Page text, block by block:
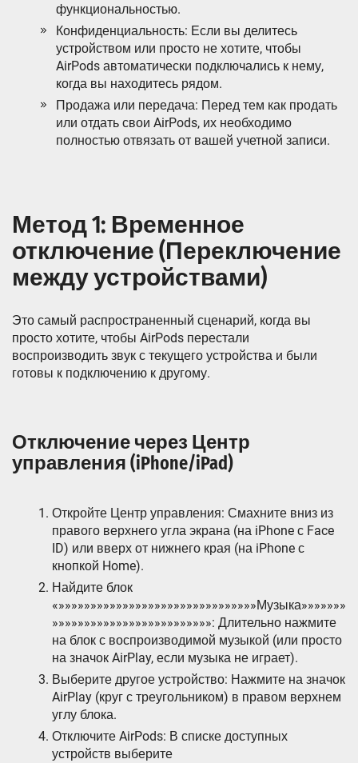
функциональностью.
Конфиденциальность: Если вы делитесь
устройством или просто не хотите, чтобы
AirPods автоматически подключались к нему,
когда вы находитесь рядом.
Продажа или передача: Перед тем как продать
или отдать свои AirPods, их необходимо
полностью отвязать от вашей учетной записи.
Метод 1: Временное
отключение (Переключение
между устройствами)
Это самый распространенный сценарий, когда вы
просто хотите, чтобы AirPods перестали
воспроизводить звук с текущего устройства и были
готовы к подключению к другому.
Отключение через Центр
управления (iPhone/iPad)
Откройте Центр управления: Смахните вниз из
правого верхнего угла экрана (на iPhone с Face
ID) или вверх от нижнего края (на iPhone с
кнопкой Home).
Найдите блок
«»»»»»»»»»»»»»»»»»»»»»»»»»»»»»»»Музыка»»»»»»»
»»»»»»»»»»»»»»»»»»»»»»»»»: Длительно нажмите
на блок с воспроизводимой музыкой (или просто
на значок AirPlay, если музыка не играет).
Выберите другое устройство: Нажмите на значок
AirPlay (круг с треугольником) в правом верхнем
углу блока.
Отключите AirPods: В списке доступных
устройств выберите